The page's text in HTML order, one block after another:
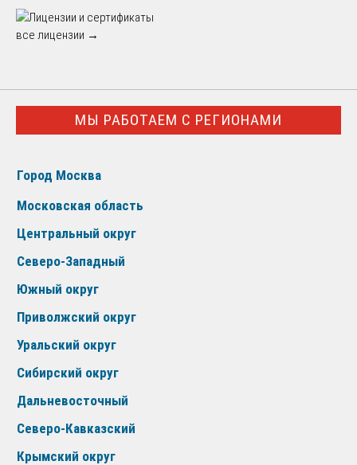
все лицензии →
МЫ РАБОТАЕМ С РЕГИОНАМИ
Город Москва
Московская область
Центральный округ
Северо-Западный
Южный округ
Приволжский округ
Уральский округ
Сибирский округ
Дальневосточный
Северо-Кавказский
Крымский округ